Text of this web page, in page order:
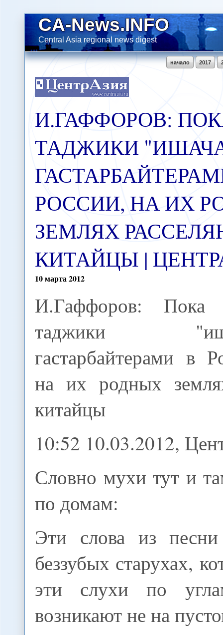
CA-News.INFO
Central Asia regional news digest
2017
начало
И.ГАФФОРОВ:
ТАДЖИКИ
РОССИИ, НА ИХ
ЗЕМЛЯХ
КИТАЙЦЫ |
10марта2012
И.Гаффоров: Пока
таджики
гастарбайтерами в
на их родных
китайцы
10:52 10.03.2012,
Словно мухи тут и
по домам:
Эти слова из
беззубых старухах,
эти слухи по
возникают не на